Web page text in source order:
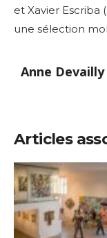
et Xavier
une sélection
Anne Devailly
Articles